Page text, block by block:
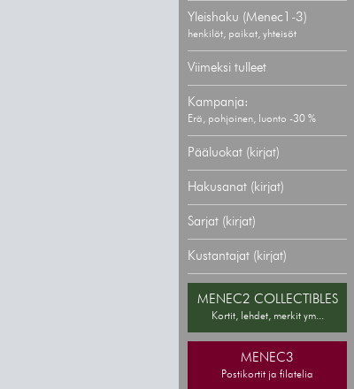
Yleishaku (Menec1-3)
henkilöt, paikat, yhteisöt
Viimeksi tulleet
Kampanja:
Erä, pohjoinen, luonto -30 %
Pääluokat (kirjat)
Hakusanat (kirjat)
Sarjat (kirjat)
Kustantajat (kirjat)
MENEC2 COLLECTIBLES
Kortit, lehdet, merkit ym...
MENEC3
Postikortit ja filatelia